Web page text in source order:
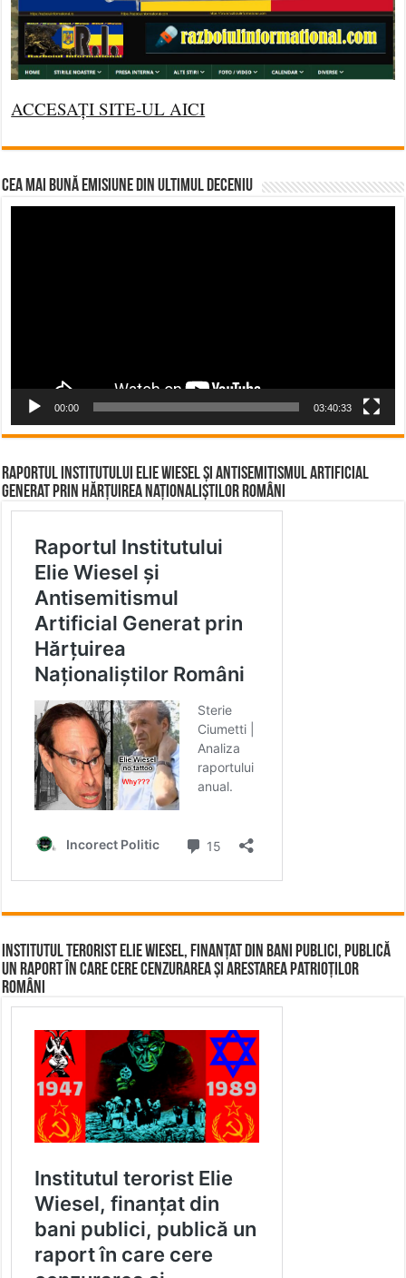
ACCESAȚI SITE-UL AICI
CEA MAI BUNĂ EMISIUNE DIN ULTIMUL DECENIU
00:00 03:40:33
Raportul Institutului Elie Wiesel și Antisemitismul Artificial
Generat prin Hărțuirea Naționaliștilor Români
Institutul terorist Elie Wiesel, finanțat din bani publici, publică
un raport în care cere cenzurarea și arestarea patrioților
români